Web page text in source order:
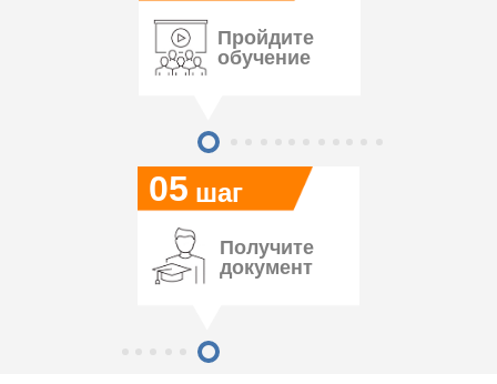
05 шаг
Пройдите
обучение
Получите
документ